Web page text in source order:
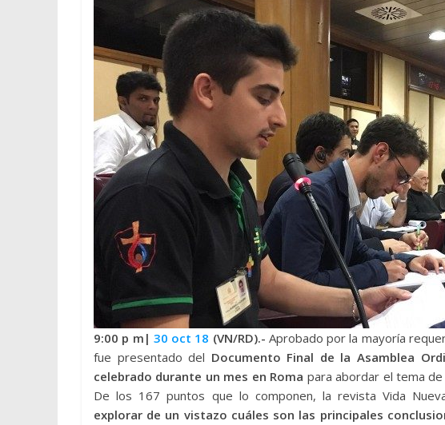
9:00 p m| 30 oct 18 (VN/RD).- Aprobado por la mayoría
fue presentado del Documento Final de la Asamblea
celebrado durante un mes en Roma para abordar el tema
De los 167 puntos que lo componen, la revista Vida
explorar de un vistazo cuáles son las principales